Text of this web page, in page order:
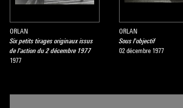
ORLAN
Six petits tirages originaux issus
de l'action du 2 décembre 1977
1977
ORLAN
Sous l'objectif
02 décembre 1977